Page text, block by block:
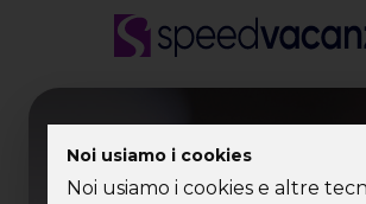
Noi usiamo i cookies
Noi usiamo i cookies e altre